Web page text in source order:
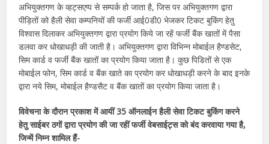
अभियुक्तगण के व्हट्सएप्प से सम्पर्क हो जाता है, जिस पर अभियुक्तगण द्वारा
पीड़ितों को हैली सेवा कम्पनियों की फर्जी आई0डी0 भेजकर टिकट बुकिंग हेतु
विश्वास दिलाकर अभियुक्तगण द्वारा प्रयोग किये जा रहें फर्जी बैंक खातों में पैसा
डलवा कर धोखाधड़ी की जाती है। अभियुक्तगण द्वारा विभिन्न मोबाईल हैण्डसेट,
सिम कार्ड व फर्जी बैंक खातों का प्रयोग किया जाता है। कुछ पिडितों से एक
मोबाईल फोन, सिम कार्ड व बैंक खाते का प्रयोग कर धोखाधड़ी करने के बाद इनके
द्वारा नये सिम, मोबाईल हैण्डसैट व बैंक खातों का प्रयोग किया जाता है।
विवेचना के दौरान प्रकाश में आयीं 35 ऑनलाईन हैली सेवा टिकट बुकिंग करने
हेतु साईबर ठगों द्वारा प्रयोग की जा रहीं फर्जी वेबसाईट्स को बंद करवाया गया है,
जिन्में निम्न शामिल हैं-